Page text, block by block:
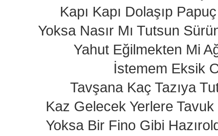
Kapı Kapı Dolaşıp
Yoksa Nasır Mı Tutsun
Yahut Eğilmekten Mi
İstemem Eksik
Tavşana Kaç Tazıya
Kaz Gelecek Yerlere
Yoksa Bir Fino Gibi